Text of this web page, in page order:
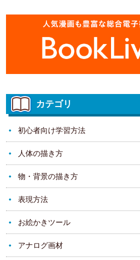
カテゴリ
初心者向け学習方法
人体の描き方
物・背景の描き方
表現方法
お絵かきツール
アナログ画材